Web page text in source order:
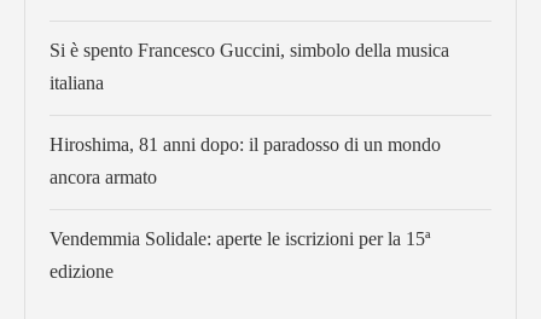
Si è spento Francesco Guccini, simbolo della musica
italiana
Hiroshima, 81 anni dopo: il paradosso di un mondo
ancora armato
Vendemmia Solidale: aperte le iscrizioni per la 15ª
edizione